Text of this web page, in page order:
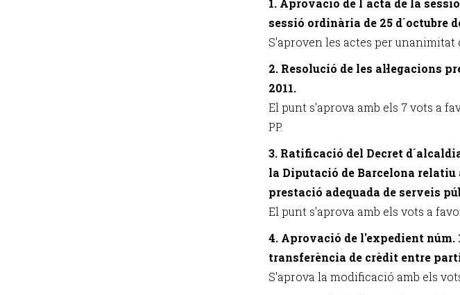
1. Aprovació de l´acta de la
sessió ordinària de 25 d´octubre
S'aproven les actes per unanimitat
2. Resolució de les al·legacions
2011.
El punt s'aprova amb els 7 vots a
PP.
3. Ratificació del Decret
la Diputació de Barcelona
prestació adequada de serveis
El punt s'aprova amb els vots a
4. Aprovació de l'expedient
transferència de crèdit entre
S'aprova la modificació amb els